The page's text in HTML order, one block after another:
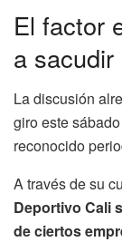
El factor
a
La discusión
giro este
reconocido
A través de su
Deportivo Cali
de ciertos